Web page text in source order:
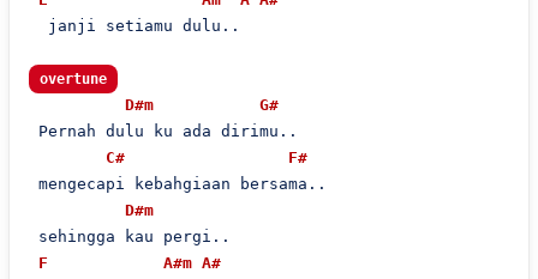
  janji setiamu dulu..
overtune
D#m
G#
Pernah dulu ku ada dirimu..
C#
F#
mengecapi kebahgiaan bersama..
D#m
sehingga kau pergi..
F
A#m A#